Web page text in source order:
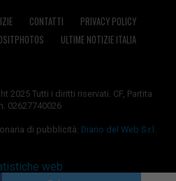
CONTATTI
PRIVACY POLICY
ULTIME NOTIZIE ITALIA
2025 Tutti i diritti riservati. CF, Partita
02627740026
di pubblicità: Diario del Web S.r.l.